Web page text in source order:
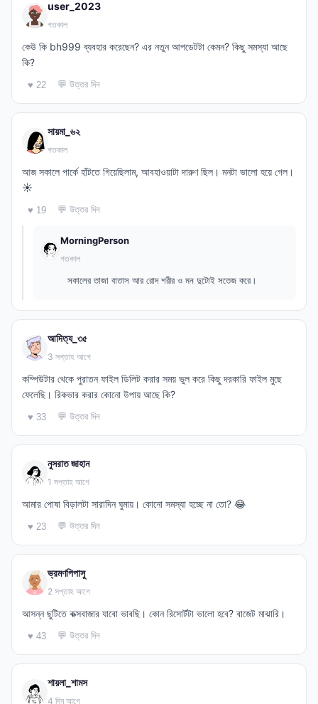
user_2023
গতকাল
কেউ কি bh999 ব্যবহার করেছেন? এর নতুন আপডেটটা কেমন? কিছু সমস্যা আছে
কি?
♥ 22 💬 উত্তর দিন
সায়মা_৬২
গতকাল
আজ সকালে পার্কে হাঁটতে গিয়েছিলাম, আবহাওয়াটা দারুণ ছিল। মনটা ভালো হয়ে গেল।
☀️
♥ 19 💬 উত্তর দিন
MorningPerson
গতকাল
সকালের তাজা বাতাস আর রোদ শরীর ও মন দুটোই সতেজ করে।
আদিত্য_৩৫
3 সপ্তাহ আগে
কম্পিউটার থেকে পুরাতন ফাইল ডিলিট করার সময় ভুল করে কিছু দরকারি ফাইল মুছে
ফেলেছি। রিকভার করার কোনো উপায় আছে কি?
♥ 33 💬 উত্তর দিন
নুসরাত জাহান
1 সপ্তাহ আগে
আমার পোষা বিড়ালটা সারাদিন ঘুমায়। কোনো সমস্যা হচ্ছে না তো? 😂
♥ 23 💬 উত্তর দিন
ভ্রমণপিপাসু
2 সপ্তাহ আগে
আসন্ন ছুটিতে কক্সবাজার যাবো ভাবছি। কোন রিসোর্টটা ভালো হবে? বাজেট মাঝারি।
♥ 43 💬 উত্তর দিন
শায়লা_শামস
4 দিন আগে